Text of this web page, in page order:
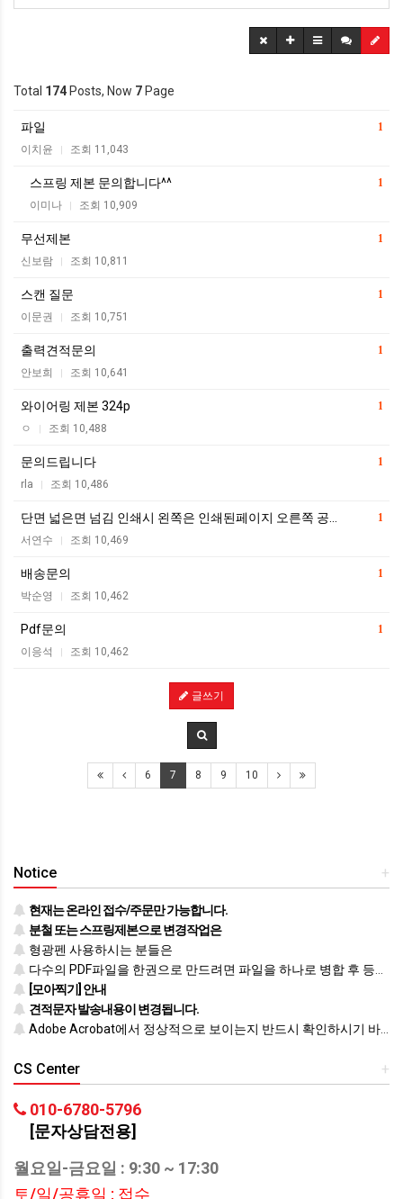
Total 174 Posts, Now 7 Page
1
파일
이치윤 조회 11,043
1
스프링 제본 문의합니다^^
이미나 조회 10,909
1
무선제본
신보람 조회 10,811
1
스캔 질문
이문권 조회 10,751
1
출력견적문의
안보희 조회 10,641
1
와이어링 제본 324p
ㅇ 조회 10,488
1
문의드립니다
rla 조회 10,486
1
단면 넓은면 넘김 인쇄시 왼쪽은 인쇄된페이지 오른쪽 공…
서연수 조회 10,469
1
배송문의
박순영 조회 10,462
1
Pdf문의
이응석 조회 10,462
글쓰기
6 7 8 9 10
+
Notice
현재는 온라인 접수/주문만 가능합니다.
분철 또는 스프링제본으로 변경작업은
형광펜 사용하시는 분들은
다수의 PDF파일을 한권으로 만드려면 파일을 하나로 병합 후 등록하시기 바랍니다.
[모아찍기] 안내
견적문자 발송내용이 변경됩니다.
Adobe Acrobat에서 정상적으로 보이는지 반드시 확인하시기 바랍니다.
+
CS Center
010-6780-5796
[문자상담전용]
월요일-금요일 : 9:30 ~ 17:30
토/일/공휴일 : 접수